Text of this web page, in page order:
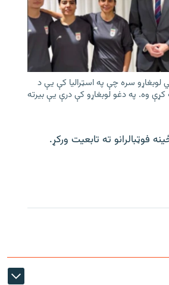
لوبغاړو سره چې په اسټرالیا کې يې د
وه. په دغو لوبغاړو کې درې يې بیرته
فوټبالرانو ته تابعیت ورکړ.